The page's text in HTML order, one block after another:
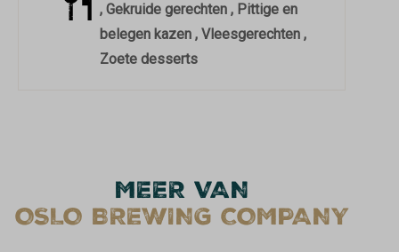
, Gekruide gerechten , Pittige en
belegen kazen , Vleesgerechten ,
Zoete desserts
MEER VAN
OSLO BREWING COMPANY